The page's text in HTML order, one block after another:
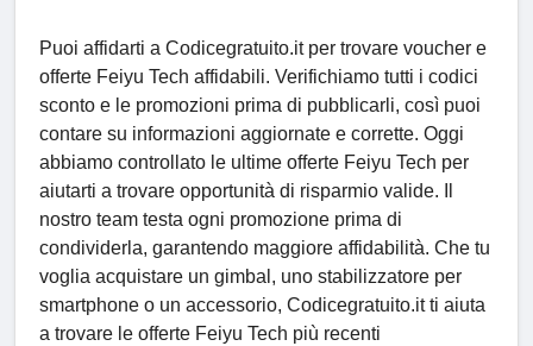
Puoi affidarti a Codicegratuito.it per trovare voucher e
offerte Feiyu Tech affidabili. Verifichiamo tutti i codici
sconto e le promozioni prima di pubblicarli, così puoi
contare su informazioni aggiornate e corrette. Oggi
abbiamo controllato le ultime offerte Feiyu Tech per
aiutarti a trovare opportunità di risparmio valide. Il
nostro team testa ogni promozione prima di
condividerla, garantendo maggiore affidabilità. Che tu
voglia acquistare un gimbal, uno stabilizzatore per
smartphone o un accessorio, Codicegratuito.it ti aiuta
a trovare le offerte Feiyu Tech più recenti